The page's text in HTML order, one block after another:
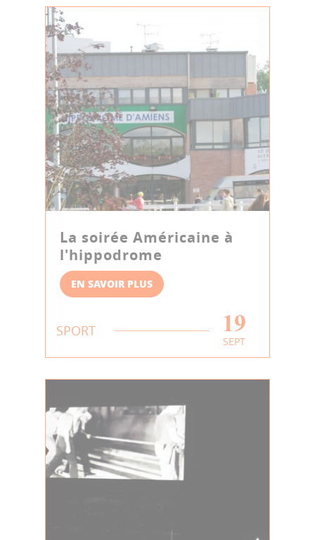
La soirée Américaine à
l'hippodrome
EN SAVOIR PLUS
SPORT 19
SEPT